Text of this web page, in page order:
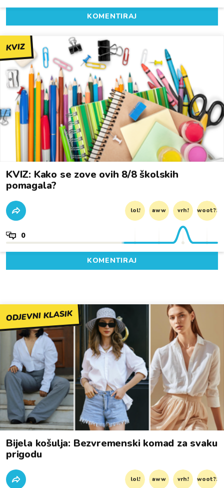
KOMENTIRAJ
KVIZ
KVIZ: Kako se zove ovih 8/8 školskih
pomagala?
lol! aww vrh! woot?!
0
KOMENTIRAJ
ODJEVNI KLASIK
Bijela košulja: Bezvremenski komad za svaku
prigodu
lol! aww vrh! woot?!